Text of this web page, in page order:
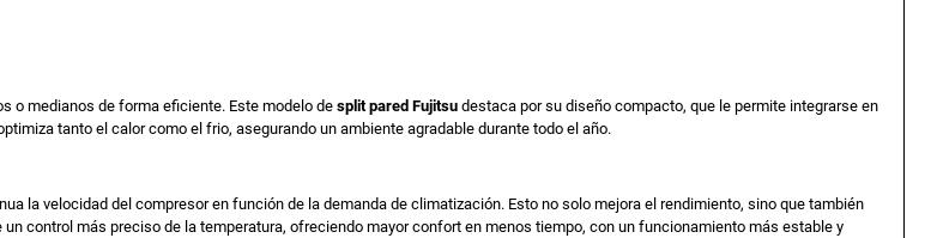
n
a
l
e
o medianos de forma eficiente. Este modelo desplit pared Fujitsu destaca por su diseño compacto, que le permite integrarse en
tanto el calor como el frio, asegurando un ambiente agradable durante todo el año.
la velocidad del compresor en función de la demanda de climatización. Esto no solo mejora el rendimiento, sino que también
control más preciso de la temperatura, ofreciendo mayor confort en menos tiempo, con un funcionamiento más estable y